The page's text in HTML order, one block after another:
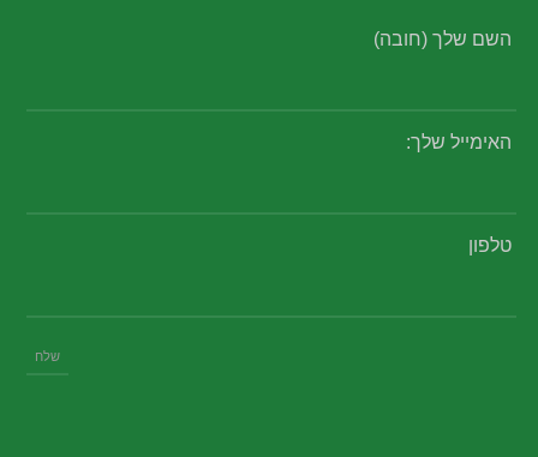
השם שלך (חובה)
האימייל שלך:
טלפון